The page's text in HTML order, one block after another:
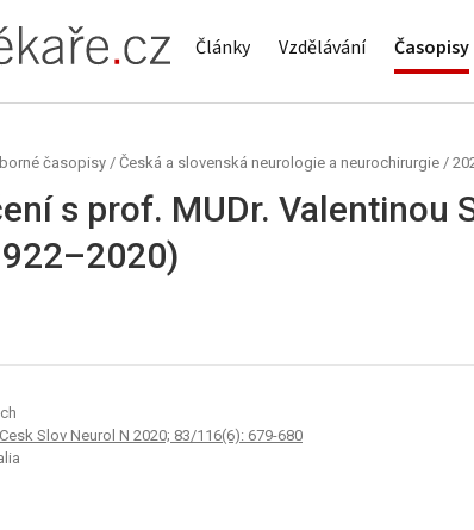
Články Vzdělávání Časopisy
časopisy / Česká a slovenská neurologie a neurochirurgie /
s prof. MUDr. Valentinou
Cesk Slov Neurol N 2020; 83/116(6): 679-680